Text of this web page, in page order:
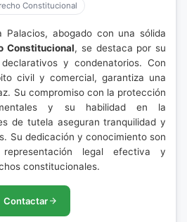
Constitucional
Palacios, abogado con una sólida
Constitucional, se destaca por su
y condenatorios. Con
civil y comercial, garantiza una
Su compromiso con la protección
y su habilidad en la
de tutela aseguran tranquilidad y
Su dedicación y conocimiento son
legal efectiva y
constitucionales.
Contactar